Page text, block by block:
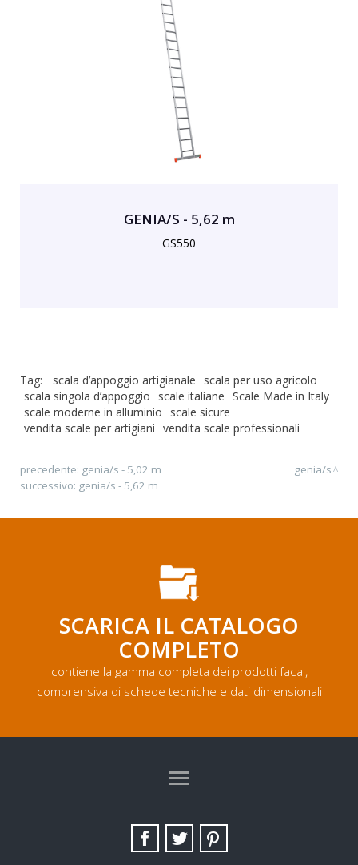
GENIA/S - 5,62 m
GS550
Tag: scala d’appoggio artigianale scala per uso agricolo
scala singola d’appoggio scale italiane Scale Made in Italy
scale moderne in alluminio scale sicure
vendita scale per artigiani vendita scale professionali
precedente: genia/s - 5,02 m
successivo: genia/s - 5,62 m
genia/s
SCARICA IL CATALOGO
COMPLETO
contiene la gamma completa dei prodotti facal,
comprensiva di schede tecniche e dati dimensionali
SITE MAP